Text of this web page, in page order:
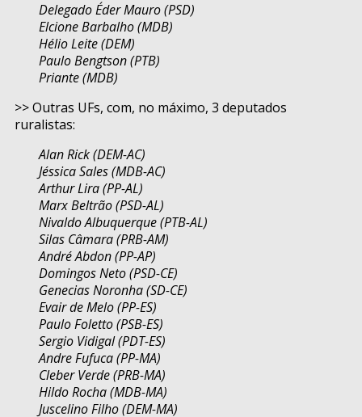
Delegado Éder Mauro (PSD)
Elcione Barbalho (MDB)
Hélio Leite (DEM)
Paulo Bengtson (PTB)
Priante (MDB)
>> Outras UFs, com, no máximo, 3 deputados
ruralistas:
Alan Rick (DEM-AC)
Jéssica Sales (MDB-AC)
Arthur Lira (PP-AL)
Marx Beltrão (PSD-AL)
Nivaldo Albuquerque (PTB-AL)
Silas Câmara (PRB-AM)
André Abdon (PP-AP)
Domingos Neto (PSD-CE)
Genecias Noronha (SD-CE)
Evair de Melo (PP-ES)
Paulo Foletto (PSB-ES)
Sergio Vidigal (PDT-ES)
Andre Fufuca (PP-MA)
Cleber Verde (PRB-MA)
Hildo Rocha (MDB-MA)
Juscelino Filho (DEM-MA)